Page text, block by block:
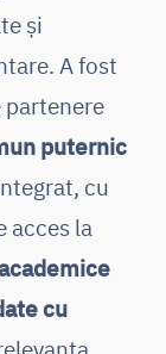
și
A fost
puternic
cu
acces la
cu